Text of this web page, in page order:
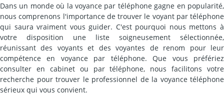
Dans un monde où la voyance par téléphone gagne en popularité,
nous comprenons l'importance de trouver le voyant par téléphone
qui saura vraiment vous guider. C'est pourquoi nous mettons à
votre disposition une liste soigneusement sélectionnée,
réunissant des voyants et des voyantes de renom pour leur
compétence en voyance par téléphone. Que vous préfériez
consulter en cabinet ou par téléphone, nous facilitons votre
recherche pour trouver le professionnel de la voyance téléphone
sérieux qui vous convient.